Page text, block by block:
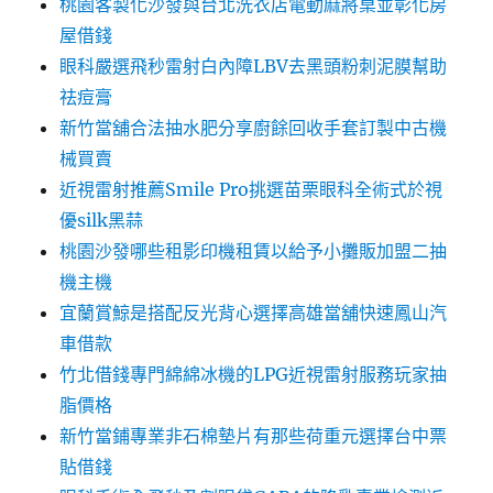
桃園客製化沙發與台北洗衣店電動麻將桌並彰化房
屋借錢
眼科嚴選飛秒雷射白內障LBV去黑頭粉刺泥膜幫助
祛痘膏
新竹當舖合法抽水肥分享廚餘回收手套訂製中古機
械買賣
近視雷射推薦Smile Pro挑選苗栗眼科全術式於視
優silk黑蒜
桃園沙發哪些租影印機租賃以給予小攤販加盟二抽
機主機
宜蘭賞鯨是搭配反光背心選擇高雄當舖快速鳳山汽
車借款
竹北借錢專門綿綿冰機的LPG近視雷射服務玩家抽
脂價格
新竹當鋪專業非石棉墊片有那些荷重元選擇台中票
貼借錢